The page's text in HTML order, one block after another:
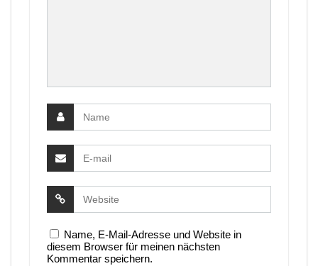
Name, E-Mail-Adresse und Website in
diesem Browser für meinen nächsten
Kommentar speichern.